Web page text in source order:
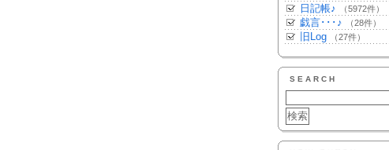
日記帳♪ （5972件）
戯言･･･♪ （28件）
旧Log （27件）
SEARCH